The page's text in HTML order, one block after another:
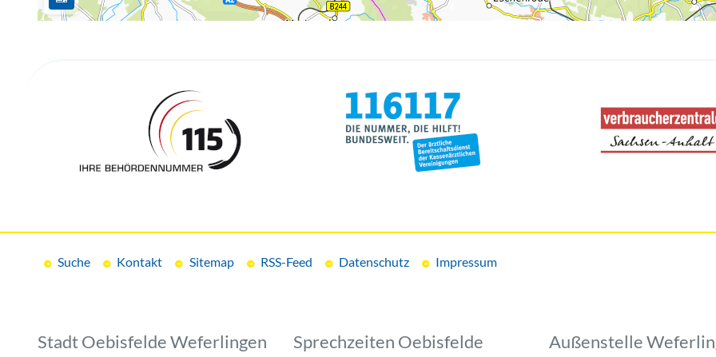
Suche Kontakt Sitemap RSS-Feed Datenschutz Impressum
Stadt Oebisfelde Weferlingen Sprechzeiten Oebisfelde Außenstelle